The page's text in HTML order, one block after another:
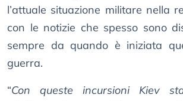
l’attuale situazione militare nella
con le notizie che spesso sono
sempre da quando è iniziata
guerra.
“Con queste incursioni Kiev